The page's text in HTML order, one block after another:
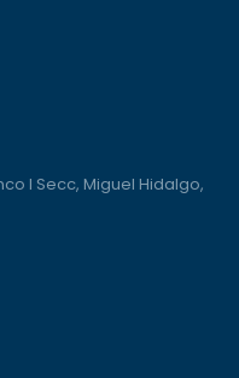
I Secc, Miguel Hidalgo,